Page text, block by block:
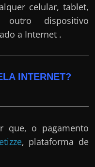
celular, tablet,
dispositivo
a Internet .
INTERNET?
que, o pagamento
, plataforma de